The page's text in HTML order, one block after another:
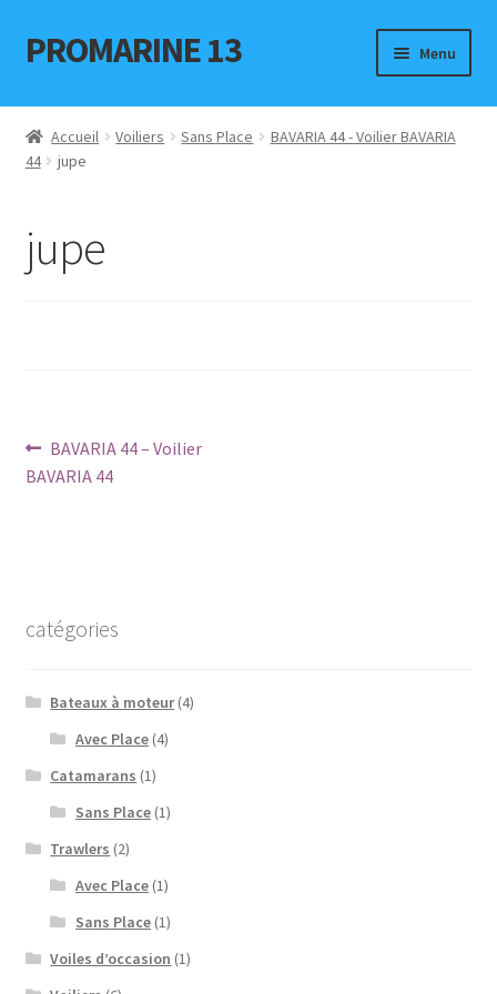
Aller
à
navigation
Aller
au
PROMARINE 13 Menu
Accueil
Bateaux à la vente
Politique de confidentialité
Contact
Météo : large
Météo : grand large
Accueil Voiliers Sans Place
BAVARIA 44 - Voilier BAVARIA
44
jupe
jupe
Navigation
de
Article
précédent
BAVARIA 44 – Voilier
BAVARIA 44
catégories
Bateaux à moteur(4)
Avec Place(4)
Catamarans (1)
Sans Place(1)
Trawlers (2)
Avec Place(1)
Sans Place(1)
Voiles d’occasion (1)